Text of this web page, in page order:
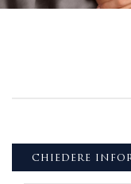
CHIEDERE